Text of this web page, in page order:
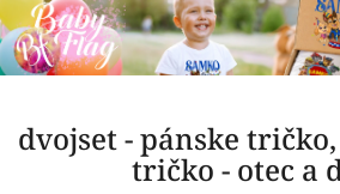
Prejsť
na
obsah
dvojset - pánske
tričko - otec a